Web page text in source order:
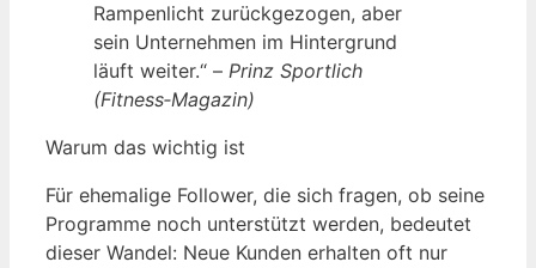
Rampenlicht zurückgezogen, aber
sein Unternehmen im Hintergrund
läuft weiter.“ – Prinz Sportlich
(Fitness‑Magazin)
Warum das wichtig ist
Für ehemalige Follower, die sich fragen, ob seine
Programme noch unterstützt werden, bedeutet
dieser Wandel: Neue Kunden erhalten oft nur